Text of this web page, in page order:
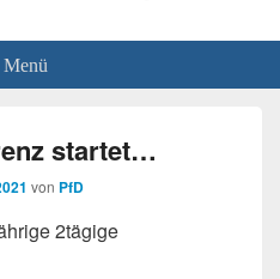
Demokratie
Menü
startet…
von PfD
2tägige